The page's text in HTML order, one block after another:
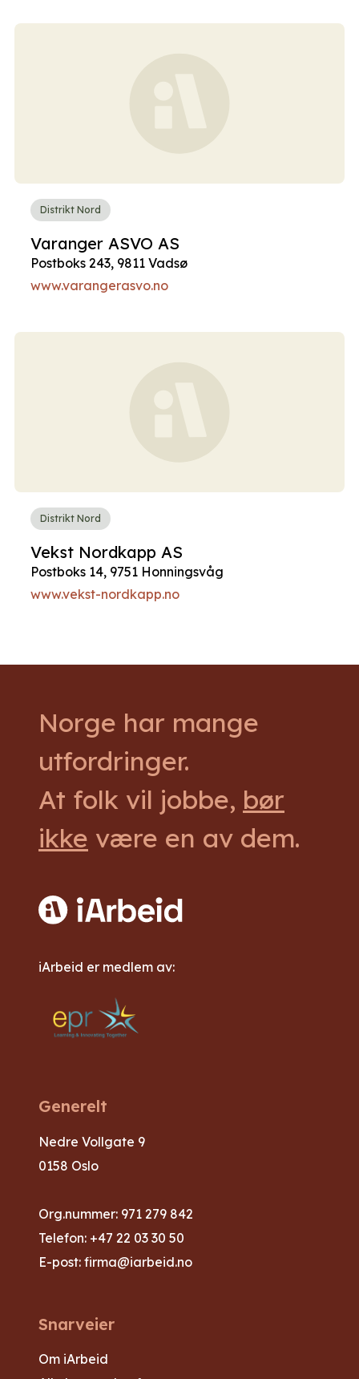
Distrikt Nord
Varanger ASVO AS
Postboks 243, 9811 Vadsø
www.varangerasvo.no
Distrikt Nord
Vekst Nordkapp AS
Postboks 14, 9751 Honningsvåg
www.vekst-nordkapp.no
Norge har mange
utfordringer.
At folk vil jobbe, bør
ikke være en av dem.
iArbeid er medlem av:
Generelt
Nedre Vollgate 9
0158 Oslo
Org.nummer: 971 279 842
Telefon: +47 22 03 30 50
E-post: firma@iarbeid.no
Snarveier
Om iArbeid